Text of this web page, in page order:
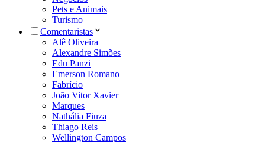
Pets e Animais
Turismo
Comentaristas
Alê Oliveira
Alexandre Simões
Edu Panzi
Emerson Romano
Fabrício
João Vitor Xavier
Marques
Nathália Fiuza
Thiago Reis
Wellington Campos